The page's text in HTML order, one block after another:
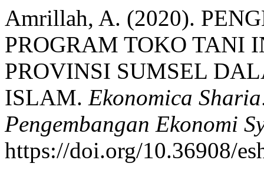
Amrillah, A. (2020).
PROGRAM TOKO TANI
PROVINSI SUMSEL
ISLAM. Ekonomica
Pengembangan Ekonomi
https://doi.org/10.36908/